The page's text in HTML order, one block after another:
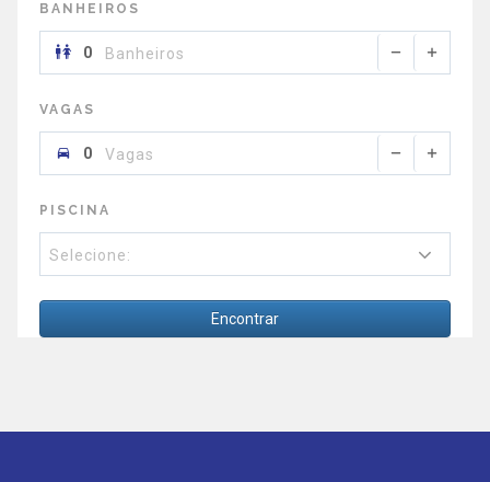
BANHEIROS
Banheiros
VAGAS
Vagas
PISCINA
Selecione:
Encontrar